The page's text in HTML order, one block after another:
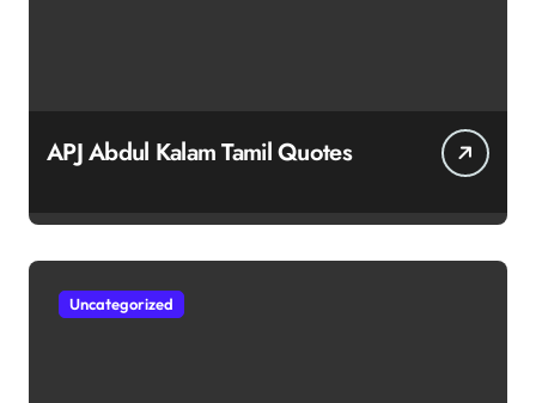
APJ Abdul Kalam Tamil Quotes
Uncategorized